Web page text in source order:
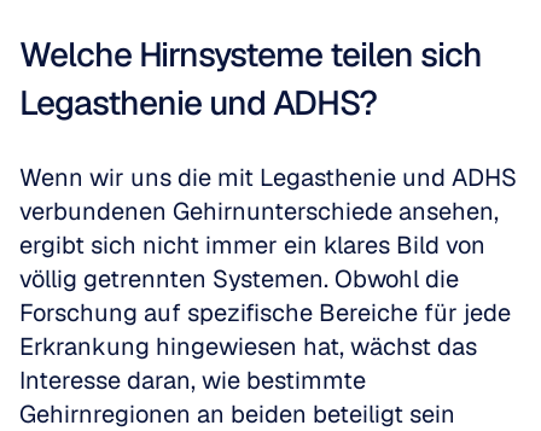
Welche Hirnsysteme teilen sich
Legasthenie und ADHS?
Wenn wir uns die mit Legasthenie und ADHS
verbundenen Gehirnunterschiede ansehen,
ergibt sich nicht immer ein klares Bild von
völlig getrennten Systemen. Obwohl die
Forschung auf spezifische Bereiche für jede
Erkrankung hingewiesen hat, wächst das
Interesse daran, wie bestimmte
Gehirnregionen an beiden beteiligt sein